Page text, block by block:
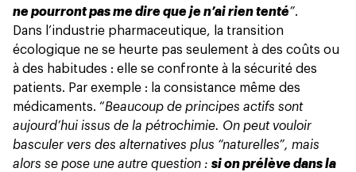
ne pourront pas me dire que je n’ai rien tenté”.
Dans l’industrie pharmaceutique, la transition
écologique ne se heurte pas seulement à des coûts ou
à des habitudes : elle se confronte à la sécurité des
patients. Par exemple : la consistance même des
médicaments. “Beaucoup de principes actifs sont
aujourd’hui issus de la pétrochimie. On peut vouloir
basculer vers des alternatives plus “naturelles”, mais
alors se pose une autre question : si on prélève dans la